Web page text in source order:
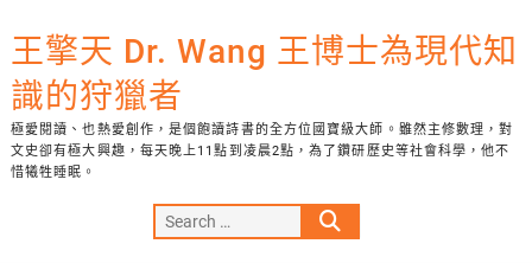
to
content
王擎天 Dr. Wang 王博士為現代知
識的狩獵者
極愛閱讀、也熱愛創作，是個飽讀詩書的全方位國寶級大師。雖然主修數理，對
文史卻有極大興趣，每天晚上11點到凌晨2點，為了鑽研歷史等社會科學，他不
惜犧牲睡眠。
Search
…